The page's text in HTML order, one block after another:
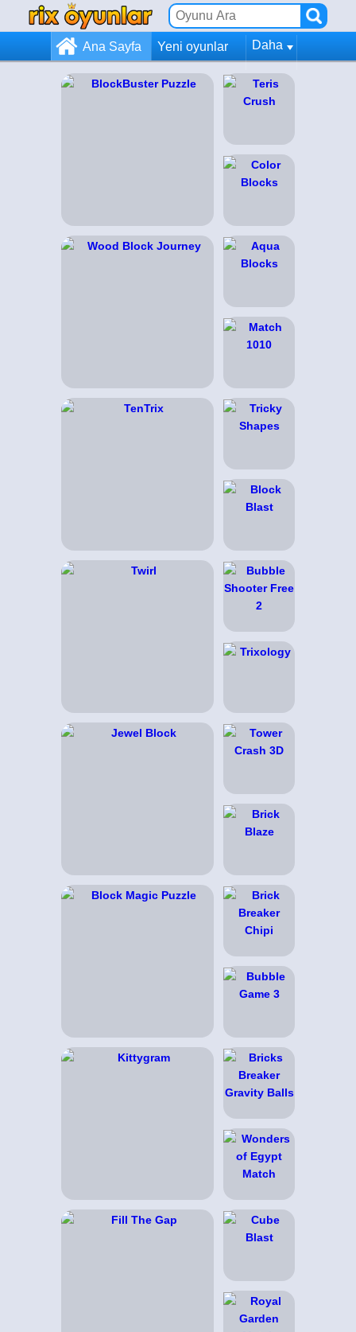
Ana Sayfa Yeni oyunlar Daha